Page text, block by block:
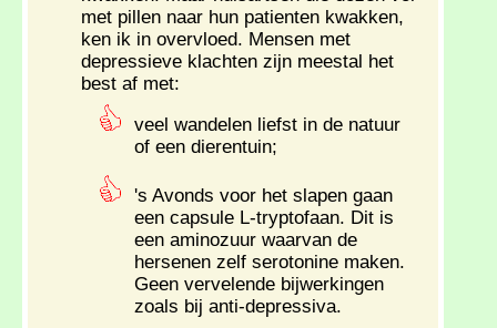
met pillen naar hun patienten kwakken,
ken ik in overvloed. Mensen met
depressieve klachten zijn meestal het
best af met:
veel wandelen liefst in de natuur
of een dierentuin;
's Avonds voor het slapen gaan
een capsule L-tryptofaan. Dit is
een aminozuur waarvan de
hersenen zelf serotonine maken.
Geen vervelende bijwerkingen
zoals bij anti-depressiva.